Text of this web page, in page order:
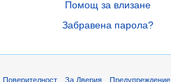
Помощ за влизане
Забравена парола?
Поверителност За Дверия Предупреждение